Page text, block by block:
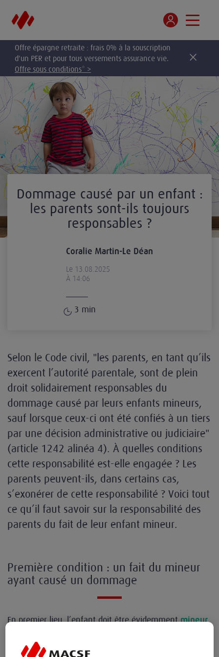
Offre épargne retraite : frais 0% à la souscription
d'un PER et pour tous versements assurance vie.
Offre sous conditions* >
Dommage causé par un enfant :
les parents sont-ils toujours
responsables ?
Coralie Martin-Le Déan
Le 13.08.2025
À 14:06
3 min
Selon le Code civil, "les parents, en tant qu’ils
exercent l’autorité parentale, sont de plein
droit solidairement responsables du
dommage causé par leurs enfants mineurs,
sauf lorsque ceux-ci ont été confiés à un tiers
par une décision administrative ou judiciaire"
(article 1242 alinéa 4). À quelles conditions
cette responsabilité est-elle engagée ? Les
parents peuvent-ils, dans certains cas,
s’exonérer de cette responsabilité ? Voici tout
ce qu’il faut savoir sur la responsabilité des
parents du fait de leur enfant mineur.
Première condition : un fait du mineur
ayant causé un dommage
En premier lieu, l’enfant doit être évidemmentmineur